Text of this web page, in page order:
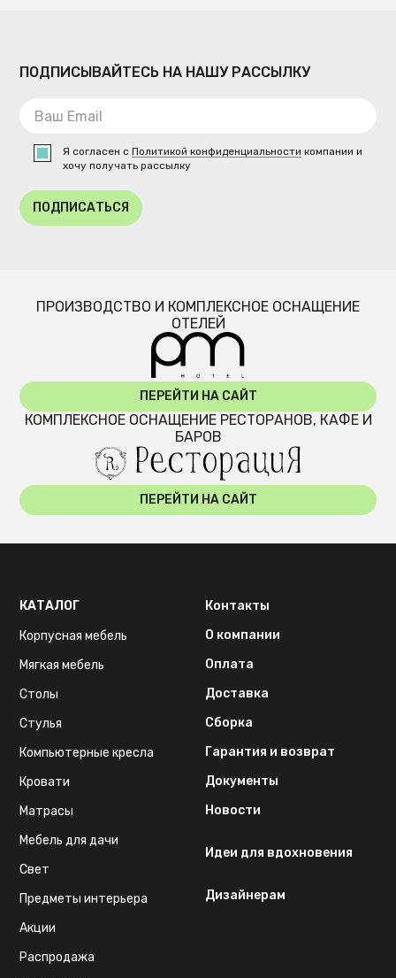
ПОДПИСЫВАЙТЕСЬ НА НАШУ РАССЫЛКУ
Я согласен сПолитикой конфиденциальности компании и
хочу получать рассылку
ПОДПИСАТЬСЯ
ПРОИЗВОДСТВО И КОМПЛЕКСНОЕ ОСНАЩЕНИЕ
ОТЕЛЕЙ
ПЕРЕЙТИ НА САЙТ
КОМПЛЕКСНОЕ ОСНАЩЕНИЕ РЕСТОРАНОВ, КАФЕ И
БАРОВ
ПЕРЕЙТИ НА САЙТ
КАТАЛОГ
Корпусная мебель
Мягкая мебель
Столы
Стулья
Компьютерные кресла
Кровати
Матрасы
Мебель для дачи
Свет
Предметы интерьера
Акции
Распродажа
Контакты
О компании
Оплата
Доставка
Сборка
Гарантия и возврат
Документы
Новости
Идеи для вдохновения
Дизайнерам